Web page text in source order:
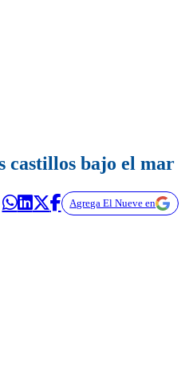
castillos bajo el mar
Agrega El Nueve en